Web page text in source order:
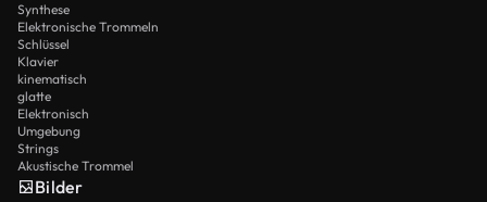
Synthese
Elektronische Trommeln
Schlüssel
Klavier
kinematisch
glatte
Elektronisch
Umgebung
Strings
Akustische Trommel
Bilder